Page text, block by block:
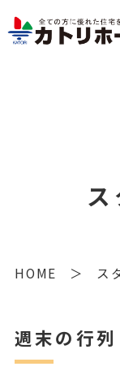
HOME ス
週末の行列